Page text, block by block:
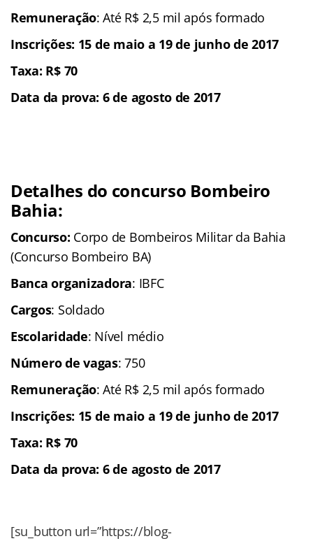
Remuneração: Até R$ 2,5 mil após formado
Inscrições: 15 de maio a 19 de junho de 2017
Taxa: R$ 70
Data da prova: 6 de agosto de 2017
Detalhes do concurso Bombeiro
Bahia:
Concurso: Corpo de Bombeiros Militar da Bahia
(Concurso Bombeiro BA)
Banca organizadora: IBFC
Cargos: Soldado
Escolaridade: Nível médio
Número de vagas: 750
Remuneração: Até R$ 2,5 mil após formado
Inscrições: 15 de maio a 19 de junho de 2017
Taxa: R$ 70
Data da prova: 6 de agosto de 2017
[su_button url=”https://blog-